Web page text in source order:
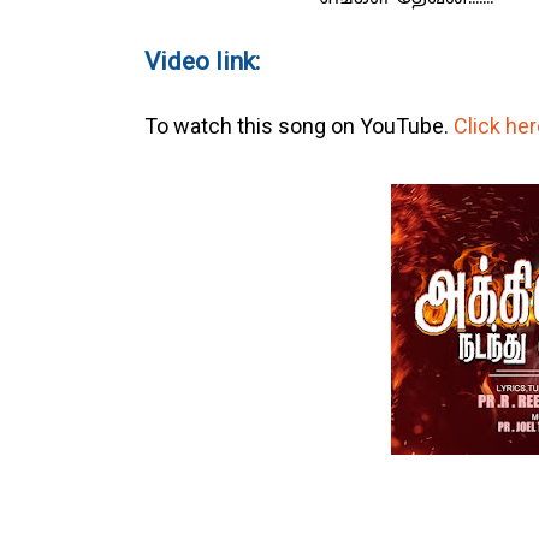
Video link:
To watch this song on YouTube. Click